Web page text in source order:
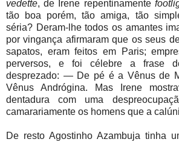
vedette, de Irene repentinamente
tão boa porém, tão amiga, tão
séria? Deram-lhe todos os amantes
por vingança afirmaram que os seus
sapatos, eram feitos em Paris;
perversos, e foi célebre a frase
desprezado: — De pé é a Vênus de
Vênus Andrógina. Mas Irene
dentadura com uma
camarariamente os homens que a
De resto Agostinho Azambuja tinha